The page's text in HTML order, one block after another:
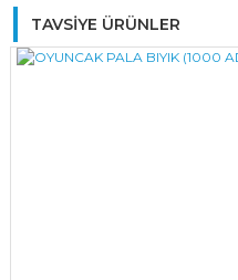
TAVSİYE ÜRÜNLER